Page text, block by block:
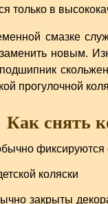
только в
смазке
новым.
прогулочной
Как снять
закрыты